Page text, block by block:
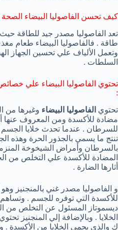
كيف تحسن الفاصوليا البيضاء
تعد الفاصوليا مصدر جيد للطاقة
طاقة . فالفاصوليا البيضاء طعام
وتعمل الألياف علي تحسين الجهاز
السلطات .
تحتوي الفاصوليا البيضاء علي
:
تحتوي الفاصوليا البيضاء وغيرها من
مضادة للأكسدة ومن المعروف
للسرطان . عندما تحدث خلايا الجسم
تنتج ما يسمي بالجذور الحرة وهذه
بالسرطان وأمراض الشيخوخة
المضادة للأكسدة علي التخلص من
أثارها الضارة .
و الفاصوليا مصدر غني بالمنجنيز وهو
للأكسدة التي توفره للجسم . وتساهم
ديسموتاز المسئول عن التخلص من
الخلايا . وبالإضافة إلي المنجنيز
ك والذي يحمي الخلايا من الأكسدة .